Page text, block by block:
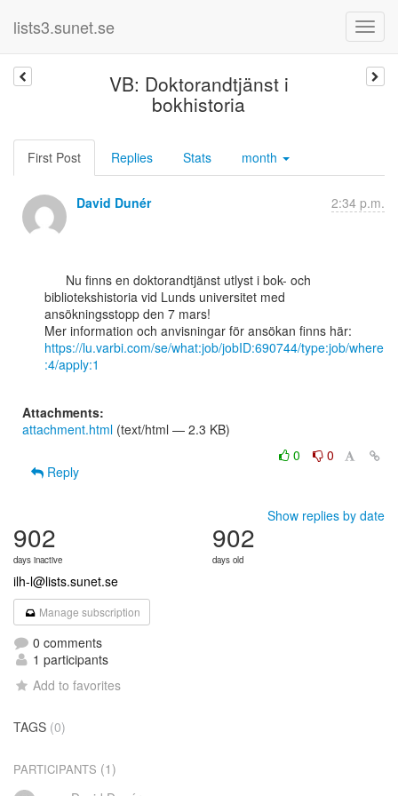
lists3.sunet.se
VB: Doktorandtjänst i
bokhistoria
First Post Replies Stats month
David Dunér 2:34 p.m.
bibliotekshistoria vid Lunds universitet med
ansökningsstopp den 7 mars!
https://lu.varbi.com/se/what:job/jobID:690744/type:job/where
:4/apply:1
Attachments:
attachment.html (text/html — 2.3 KB)
0
0
Reply
Show replies by date
902
days inactive
902
days old
ilh-l@lists.sunet.se
Manage subscription
0 comments
1 participants
Add to favorites
TAGS (0)
PARTICIPANTS (1)